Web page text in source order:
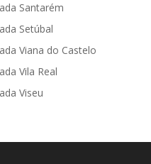
Santarém
Setúbal
Viana do Castelo
Vila Real
Viseu